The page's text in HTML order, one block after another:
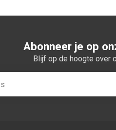
Abonneer je op
Blijf op de hoogte over